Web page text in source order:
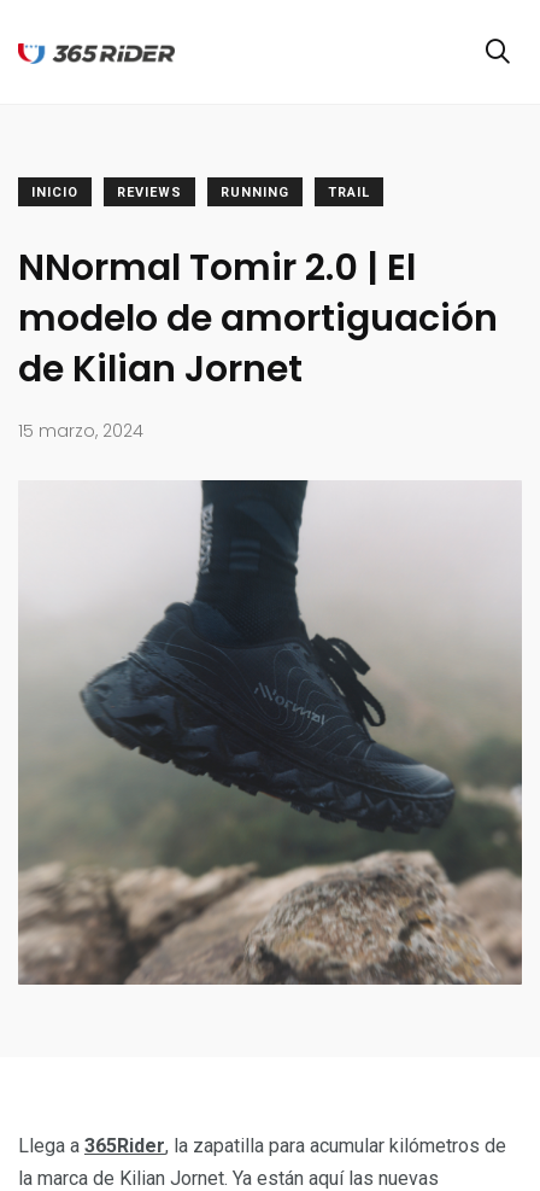
INICIO REVIEWS RUNNING TRAIL
NNormal Tomir 2.0 | El
modelo de amortiguación
de Kilian Jornet
15 marzo, 2024
Llega a 365Rider, la zapatilla para acumular kilómetros de
la marca de Kilian Jornet. Ya están aquí las nuevas